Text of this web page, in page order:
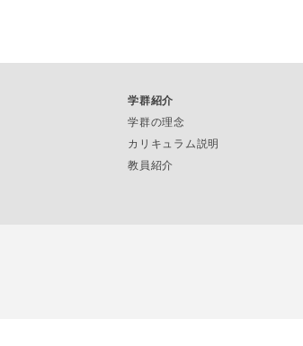
学群紹介
学群の理念
カリキュラム説明
教員紹介